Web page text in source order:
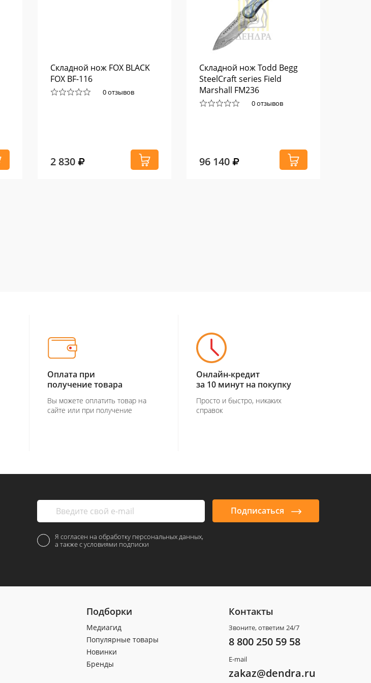
Складной нож FOX BLACK
FOX BF-116
0 отзывов
2 830
Складной нож Todd Begg
SteelCraft series Field
Marshall FM236
0 отзывов
96 140
Оплата при
получение товара
Вы можете оплатить товар на
сайте или при получение
Онлайн-кредит
за 10 минут на покупку
Просто и быстро, никаких
справок
Подписаться
Я согласен на обработку персональных данных,
а также с условиями подписки
Подборки
Медиагид
Популярные товары
Новинки
Бренды
Контакты
Звоните, ответим 24/7
8 800 250 59 58
E-mail
zakaz@dendra.ru